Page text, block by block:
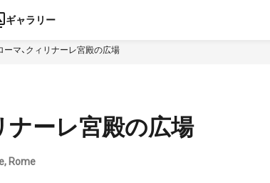
ギャラリー
ーマ、クィリナーレ宮殿の広場
ナーレ宮殿の広場
Rome